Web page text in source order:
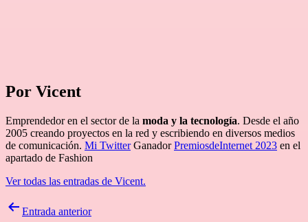
Por Vicent
Emprendedor en el sector de la moda y la tecnología. Desde el año
2005 creando proyectos en la red y escribiendo en diversos medios
de comunicación. Mi TwitterGanadorPremiosdeInternet 2023 en el
apartado de Fashion
Ver todas las entradas de Vicent.
Navegación
Entrada anterior